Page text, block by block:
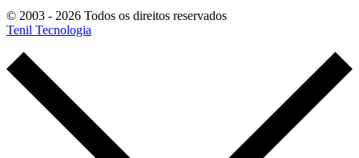
© 2003 - 2026 Todos os direitos reservados
Tenil Tecnologia